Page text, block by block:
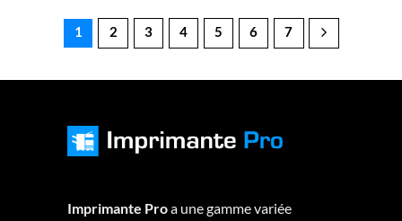
1 2 3 4 5 6 7
Imprimante Proa une gamme variée